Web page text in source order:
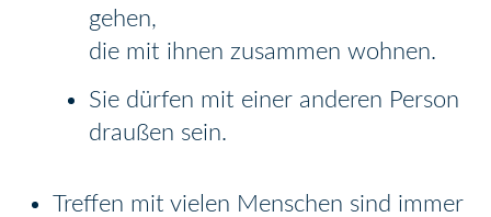
gehen,
die mit ihnen zusammen wohnen.
Sie dürfen mit einer anderen Person
draußen sein.
Treffen mit vielen Menschen sind immer